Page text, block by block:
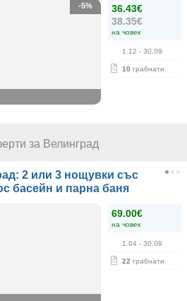
36.43€
38.35€
на човек
1.12 - 30.09
10 грабнати
-5%
за Велинград
2 или 3 нощувки със
басейн и парна баня
69.00€
на човек
1.04 - 30.09
22 грабнати